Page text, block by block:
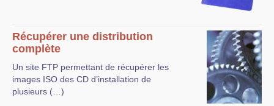
Récupérer une distribution
complète
Un site FTP permettant de récupérer les
images ISO des CD d’installation de
plusieurs (…)